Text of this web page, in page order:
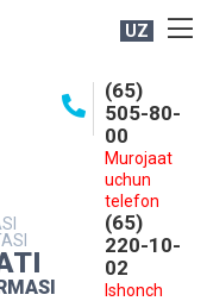
UZ
(65)
505-80-
00
Murojaat
uchun
telefon
(65)
220-10-
02
Ishonch